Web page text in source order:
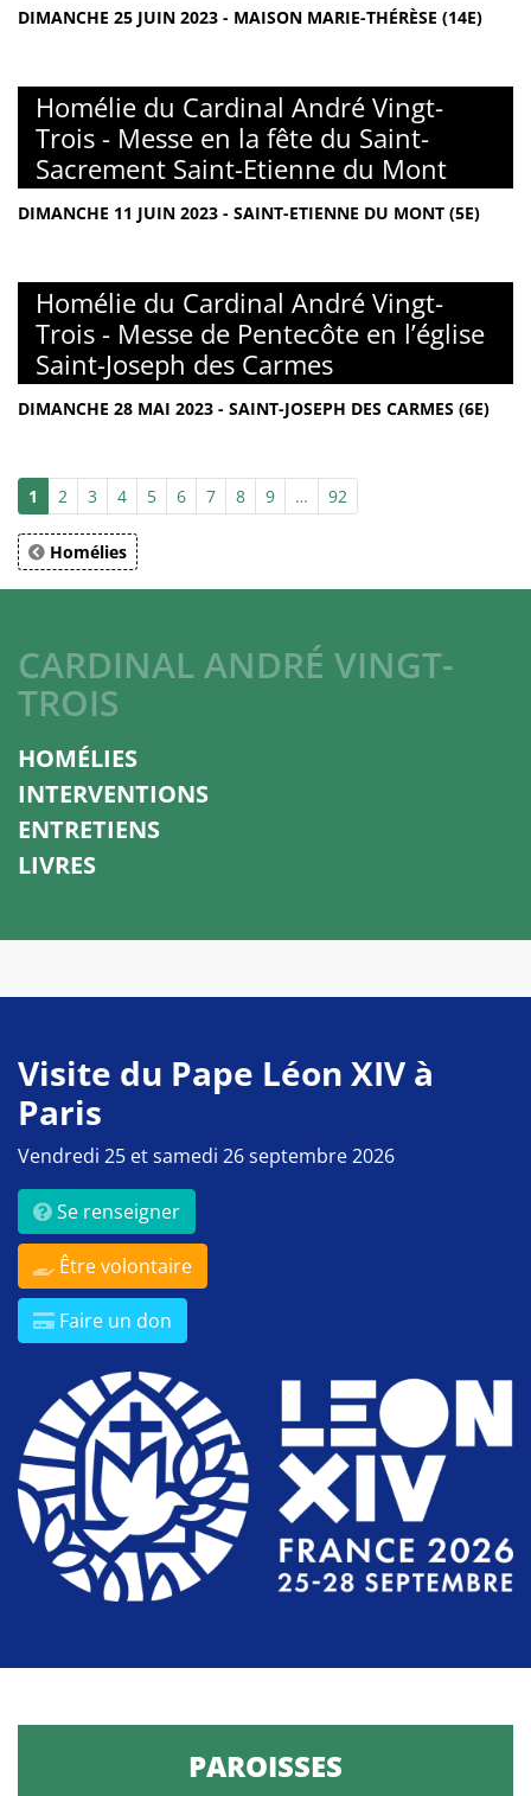
DIMANCHE 25 JUIN 2023 - MAISON MARIE-THÉRÈSE (14E)
Homélie du Cardinal André Vingt-
Trois - Messe en la fête du Saint-
Sacrement Saint-Etienne du Mont
DIMANCHE 11 JUIN 2023 - SAINT-ETIENNE DU MONT (5E)
Homélie du Cardinal André Vingt-
Trois - Messe de Pentecôte en l’église
Saint-Joseph des Carmes
DIMANCHE 28 MAI 2023 - SAINT-JOSEPH DES CARMES (6E)
1 2 3 4 5 6 7 8 9 … 92
Homélies
CARDINAL ANDRÉ VINGT-
TROIS
HOMÉLIES
INTERVENTIONS
ENTRETIENS
LIVRES
Visite du Pape Léon XIV à
Paris
Vendredi 25 et samedi 26 septembre 2026
Se renseigner
Être volontaire
Faire un don
PAROISSES